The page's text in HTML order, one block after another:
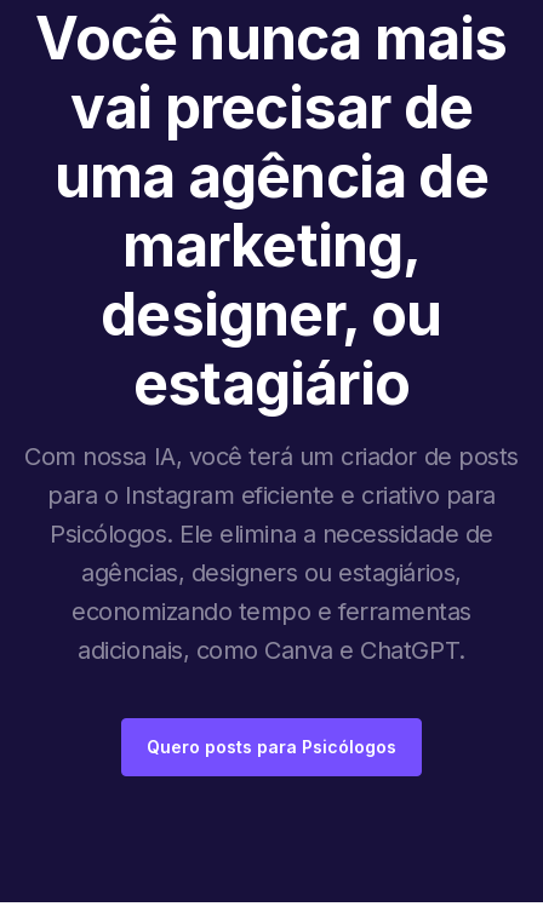
Você nunca mais
vai precisar de
uma agência de
marketing,
designer, ou
estagiário
Com nossa IA, você terá um criador de posts
para o Instagram eficiente e criativo para
Psicólogos. Ele elimina a necessidade de
agências, designers ou estagiários,
economizando tempo e ferramentas
adicionais, como Canva e ChatGPT.
Quero posts para Psicólogos